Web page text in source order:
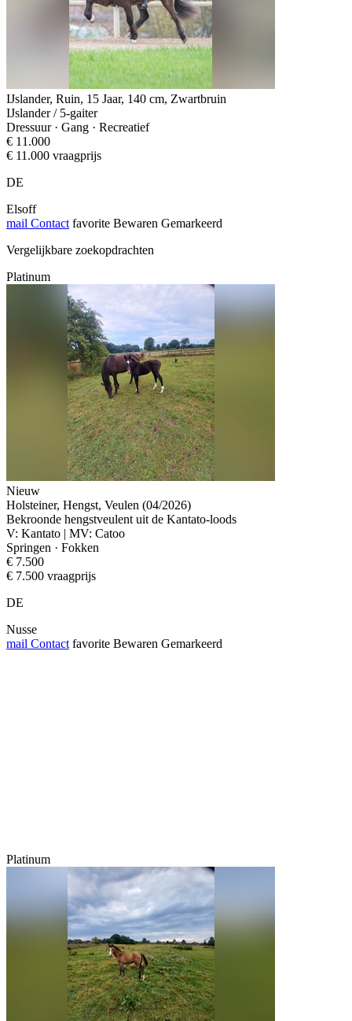
IJslander, Ruin, 15 Jaar, 140 cm, Zwartbruin
IJslander / 5-gaiter
Dressuur · Gang · Recreatief
€ 11.000
€ 11.000 vraagprijs
DE
Elsoff
mail Contact favorite Bewaren Gemarkeerd
Vergelijkbare zoekopdrachten
Platinum
Nieuw
Holsteiner, Hengst, Veulen (04/2026)
Bekroonde hengstveulent uit de Kantato-loods
V: Kantato | MV: Catoo
Springen · Fokken
€ 7.500
€ 7.500 vraagprijs
DE
Nusse
mail Contact favorite Bewaren Gemarkeerd
Platinum